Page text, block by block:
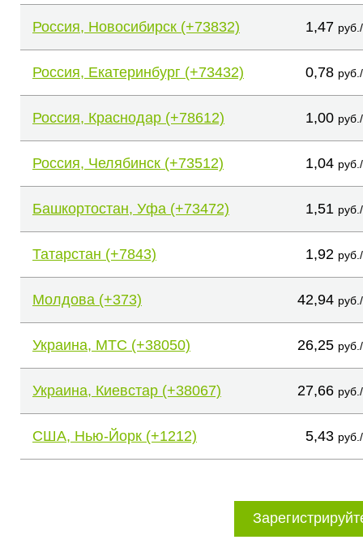
Россия, Новосибирск (+73832) 1,47
Россия, Екатеринбург (+73432) 0,78
Россия, Краснодар (+78612) 1,00
Россия, Челябинск (+73512) 1,04
Башкортостан, Уфа (+73472) 1,51
Татарстан (+7843) 1,92
Молдова (+373) 42,94
Украина, МТС (+38050) 26,25
Украина, Киевстар (+38067) 27,66
США, Нью-Йорк (+1212) 5,43